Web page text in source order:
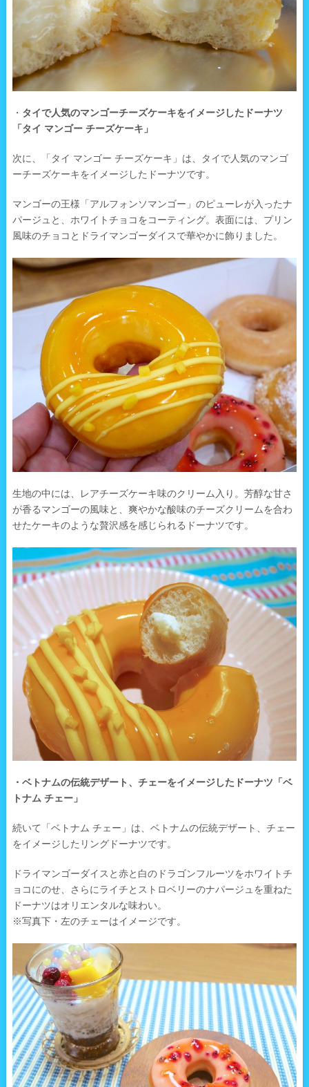
・ タイで人気のマンゴーチーズケーキをイメージしたドーナツ
「タイ マンゴー チーズケーキ」
次に、「タイ マンゴー チーズケーキ」は、タイで人気のマンゴ
ーチーズケーキをイメージしたドーナツです。
マンゴーの王様「アルフォンソマンゴー」のピューレが入ったナ
パージュと、ホワイトチョコをコーティング。表面には、プリン
風味のチョコとドライマンゴーダイスで華やかに飾りました。
生地の中には、レアチーズケーキ味のクリーム入り。芳醇な甘さ
が香るマンゴーの風味と、爽やかな酸味のチーズクリームを合わ
せたケーキのような贅沢感を感じられるドーナツです。
・ベトナムの伝統デザート、チェーをイメージしたドーナツ「ベ
トナム チェー」
続いて「ベトナム チェー」は、ベトナムの伝統デザート、チェー
をイメージしたリングドーナツです。
ドライマンゴーダイスと赤と白のドラゴンフルーツをホワイトチ
ョコにのせ、さらにライチとストロベリーのナパージュを重ねた
ドーナツはオリエンタルな味わい。
※写真下・左のチェーはイメージです。